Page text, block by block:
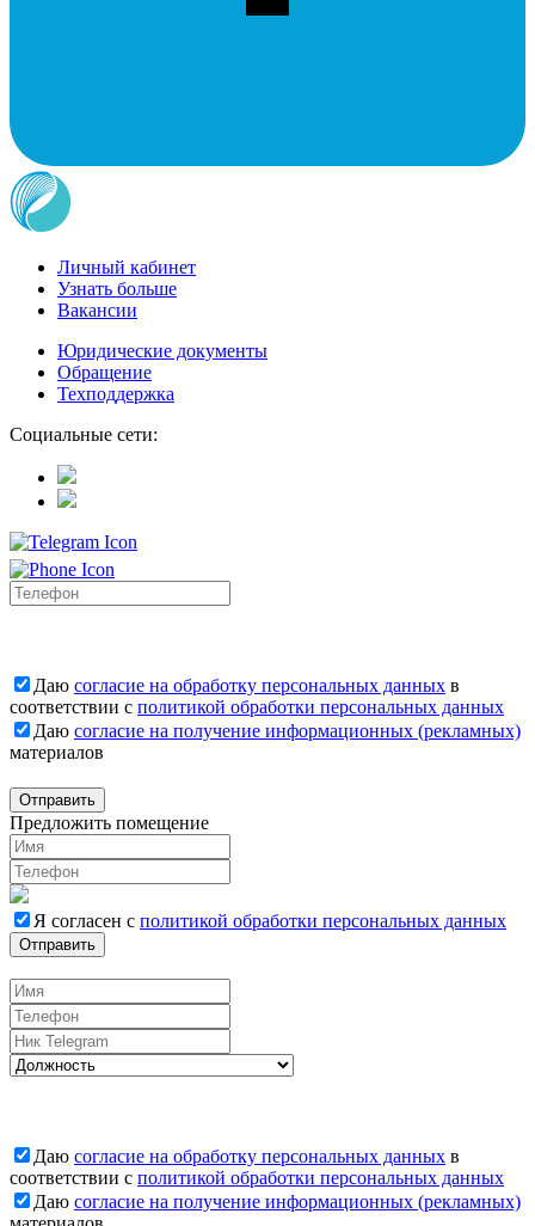
Личный кабинет
Узнать больше
Вакансии
Юридические документы
Обращение
Техподдержка
Социальные сети:
Даю согласие на обработку персональных данных в
соответствии с политикой обработки персональных данных
Даю согласие на получение информационных (рекламных)
материалов
Отправить
Предложить помещение
Я согласен с политикой обработки персональных данных
Отправить
Даю согласие на обработку персональных данных в
соответствии с политикой обработки персональных данных
Даю согласие на получение информационных (рекламных)